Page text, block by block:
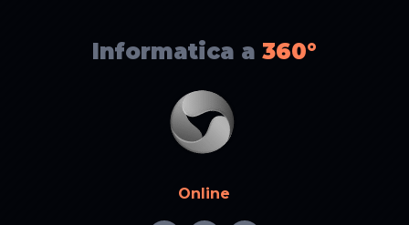
Informatica a 360°
Online